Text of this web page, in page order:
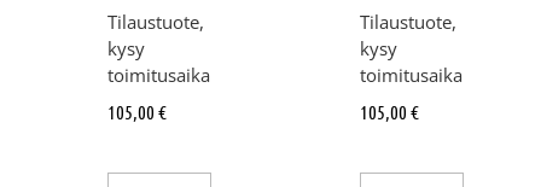
Tilaustuote,
kysy
toimitusaika
105,00 €
Tilaustuote,
kysy
toimitusaika
105,00 €